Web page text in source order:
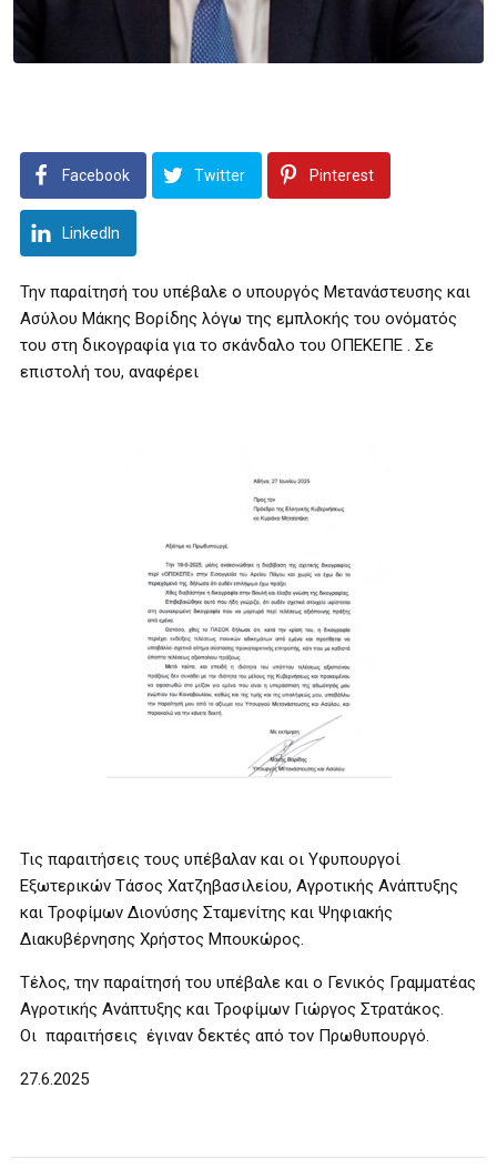
Facebook Twitter Pinterest
LinkedIn
Την παραίτησή του υπέβαλε ο υπουργός Μετανάστευσης και
Ασύλου Μάκης Βορίδης λόγω της εμπλοκής του ονόματός
του στη δικογραφία για το σκάνδαλο του ΟΠΕΚΕΠΕ . Σε
επιστολή του, αναφέρει
Τις παραιτήσεις τους υπέβαλαν και οι Υφυπουργοί
Εξωτερικών Τάσος Χατζηβασιλείου, Αγροτικής Ανάπτυξης
και Τροφίμων Διονύσης Σταμενίτης και Ψηφιακής
Διακυβέρνησης Χρήστος Μπουκώρος.
Τέλος, την παραίτησή του υπέβαλε και ο Γενικός Γραμματέας
Αγροτικής Ανάπτυξης και Τροφίμων Γιώργος Στρατάκος.
Οι παραιτήσεις έγιναν δεκτές από τον Πρωθυπουργό.
27.6.2025